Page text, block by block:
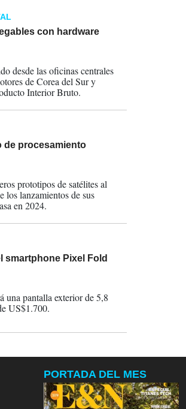
con hardware
desde las oficinas centrales
de Corea del Sur y
Interior Bruto.
de procesamiento
prototipos de satélites al
los lanzamientos de sus
en 2024.
smartphone Pixel Fold
una pantalla exterior de 5,8
US$1.700.
PORTADA DEL MES